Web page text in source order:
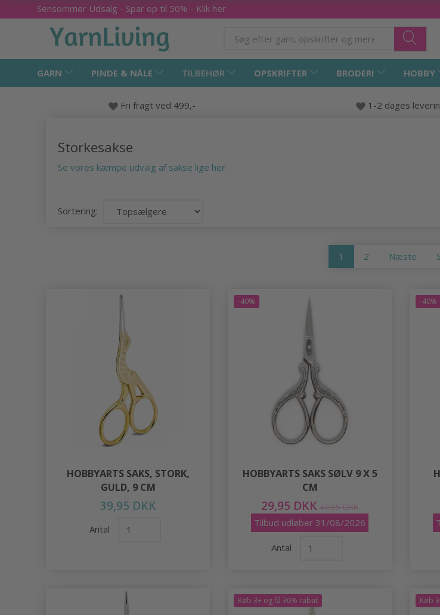
Sensommer Udsalg - Spar op til 50% - Klik her
GARN PINDE & NÅLE TILBEHØR OPSKRIFTER BRODERI HOBBY
Fri fragt ved 499,- 1-2 dages
Storkesakse
Se vores kæmpe udvalg af sakse lige her.
Sortering:
1 2 Næste
HOBBYARTS SAKS, STORK,
GULD, 9 CM
39,95 DKK
Antal
-40%
HOBBYARTS SAKS SØLV 9 X 5
CM
29,95 DKK 49,95 DKK
Tilbud udløber 31/08/2026
Antal
-40%
Køb 3+ og få 30% rabat Køb